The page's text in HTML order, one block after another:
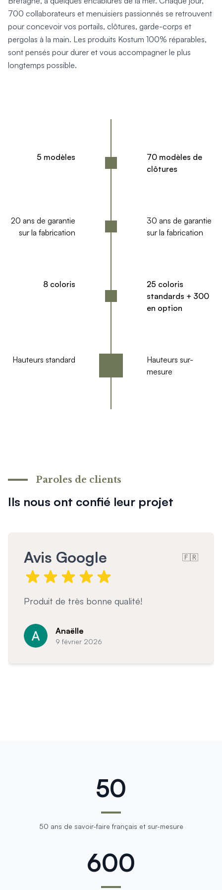
Accès Pro
700 collaborateurs et menuisiers passionnés se retrouvent
pour concevoir vos portails, clôtures, garde-corps et
pergolas à la main. Les produits Kostum 100% réparables,
sont pensés pour durer et vous accompagner le plus
longtemps possible.
Céklo
5 modèles
70 modèles de
clôtures
20 ans de garantie
sur la fabrication
30 ans de garantie
sur la fabrication
8 coloris
25 coloris
standards + 300
en option
Hauteurs standard
Hauteurs sur-
mesure
Ils nous ont confié leur projet
Paroles de clients
Avis Google 🇫🇷
Garde corps magnifique et très bien posé
C
7 février 2026
50
50 ans de savoir-faire français et sur-mesure
600